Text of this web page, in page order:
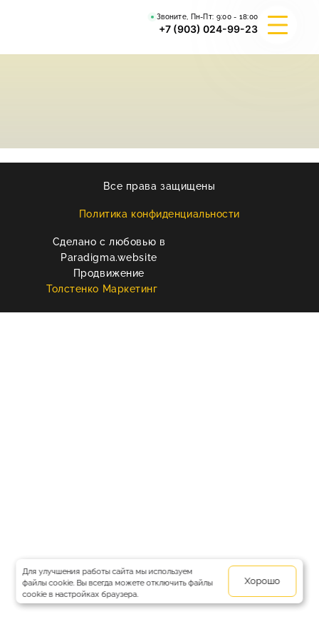
Звоните, Пн-Пт: 9:00 - 18:00
+7 (903) 024-99-23
РЕКВИЗИТЫ
КОНТАКТЫ
Все права защищены
Политика конфиденциальности
Сделано с любовью в
Paradigma.website
Продвижение
Толстенко Маркетинг
Для улучшения работы сайта мы используем
файлы cookie. Вы всегда можете отключить файлы
cookie в настройках браузера.
Хорошо